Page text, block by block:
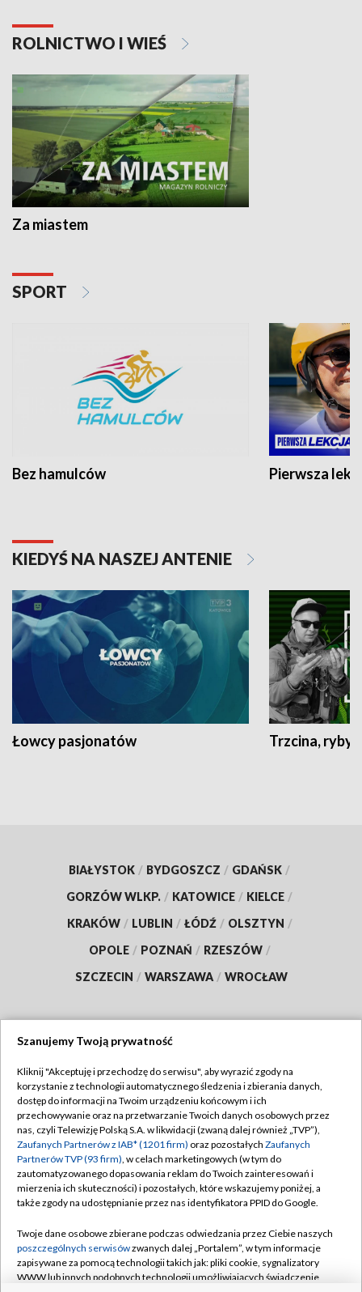
ROLNICTWO I WIEŚ
Za miastem
SPORT
Bez hamulców Pierwsza
KIEDYŚ NA NASZEJ ANTENIE
Łowcy pasjonatów Trzcina, ryby
BIAŁYSTOK / BYDGOSZCZ / GDAŃSK /
GORZÓW WLKP. / KATOWICE / KIELCE /
KRAKÓW / LUBLIN / ŁÓDŹ / OLSZTYN /
OPOLE / POZNAŃ / RZESZÓW /
SZCZECIN / WARSZAWA / WROCŁAW
TVP
Abonament TVP
Emisja w TVP
Centrum informacji TVP
Naziemna Telewizja Cyfrowa
Rada Programowa
System NOS
Regulamin TVP
Polityka prywatności
Moje zgody
Pomoc
Kontakt
Szanujemy Twoją prywatność
Kliknij "Akceptuję i przechodzę do serwisu", aby wyrazić zgody na
korzystanie z technologii automatycznego śledzenia i zbierania danych,
dostęp do informacji na Twoim urządzeniu końcowym i ich
przechowywanie oraz na przetwarzanie Twoich danych osobowych przez
nas, czyli Telewizję Polską S.A. w likwidacji (zwaną dalej również „TVP”),
Zaufanych Partnerów z IAB* (1201 firm) oraz pozostałych Zaufanych
Partnerów TVP (93 firm), w celach marketingowych (w tym do
zautomatyzowanego dopasowania reklam do Twoich zainteresowań i
mierzenia ich skuteczności) i pozostałych, które wskazujemy poniżej, a
także zgody na udostępnianie przez nas identyfikatora PPID do Google.
Twoje dane osobowe zbierane podczas odwiedzania przez Ciebie naszych
poszczególnych serwisówzwanych dalej „Portalem”, w tym informacje
zapisywane za pomocą technologii takich jak: pliki cookie, sygnalizatory
WWW lub innych podobnych technologii umożliwiających świadczenie